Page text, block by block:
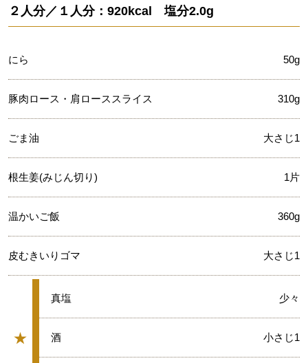
２人分／１人分：920kcal 塩分2.0g
にら 50g
豚肉ロース・肩ローススライス 310g
ごま油 大さじ1
根生姜(みじん切り) 1片
温かいご飯 360g
皮むきいりゴマ 大さじ1
★
グループ
★
真塩 少々
★
酒 小さじ1